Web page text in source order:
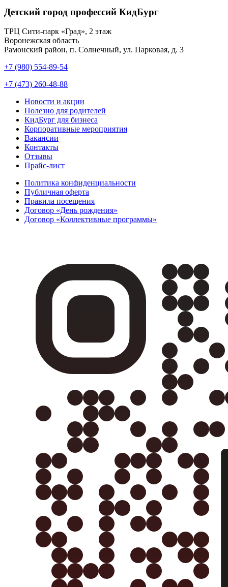
Детский город профессий КидБург
ТРЦ Сити-парк «Град», 2 этаж
Воронежская область
Рамонский район, п. Солнечный, ул. Парковая, д. 3
+7 (980) 554-89-54
+7 (473) 260-48-88
Новости и акции
Полезно для родителей
КидБург для бизнеса
Корпоративные мероприятия
Вакансии
Контакты
Отзывы
Прайс-лист
Политика конфиденциальности
Публичная оферта
Правила посещения
Договор «День рождения»
Договор «Коллективные программы»